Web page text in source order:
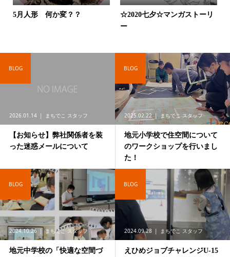
5月人形 何か変？？
☆2020七夕☆マンガストーリ
ー
2026.01.14 まちでこ スタッフ
【お知らせ】弊社関係者を装
った迷惑メールについて
BLOG
2025.02.22 まちでこ スタッフ
地元小学校で住空間について
のワークショップを行いまし
た！
BLOG
2024.10.26 まちでこ スタッフ
地元中学校の「快適な空間づ
BLOG
2024.09.28 まちでこ スタッフ
えひめジョブチャレンジU-15
BLOG